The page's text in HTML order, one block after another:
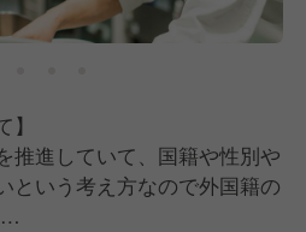
】
推進していて、国籍や性別や
という考え方なので外国籍の